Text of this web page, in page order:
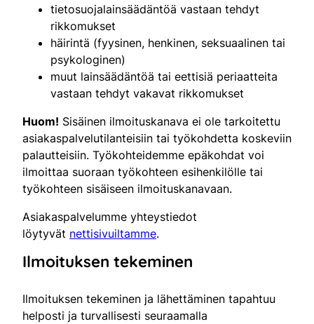
tietosuojalainsäädäntöä vastaan tehdyt
rikkomukset
häirintä (fyysinen, henkinen, seksuaalinen tai
psykologinen)
muut lainsäädäntöä tai eettisiä periaatteita
vastaan tehdyt vakavat rikkomukset
Huom! Sisäinen ilmoituskanava ei ole tarkoitettu
asiakaspalvelutilanteisiin tai työkohdetta koskeviin
palautteisiin. Työkohteidemme epäkohdat voi
ilmoittaa suoraan työkohteen esihenkilölle tai
työkohteen sisäiseen ilmoituskanavaan.
Asiakaspalvelumme yhteystiedot
löytyvät nettisivuiltamme.
Ilmoituksen tekeminen
Ilmoituksen tekeminen ja lähettäminen tapahtuu
helposti ja turvallisesti seuraamalla